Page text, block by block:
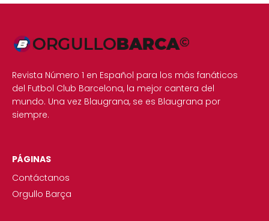
Revista Número 1 en Español para los más fanáticos
del Futbol Club Barcelona, la mejor cantera del
mundo. Una vez Blaugrana, se es Blaugrana por
siempre.
PÁGINAS
Contáctanos
Orgullo Barça